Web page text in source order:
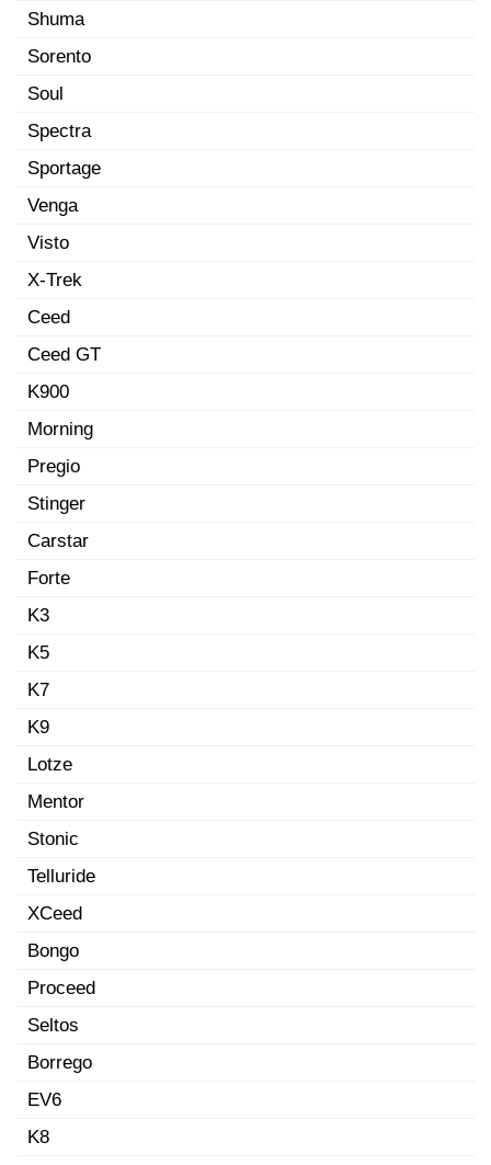
Shuma
Sorento
Soul
Spectra
Sportage
Venga
Visto
X-Trek
Ceed
Ceed GT
K900
Morning
Pregio
Stinger
Carstar
Forte
K3
K5
K7
K9
Lotze
Mentor
Stonic
Telluride
XCeed
Bongo
Proceed
Seltos
Borrego
EV6
K8